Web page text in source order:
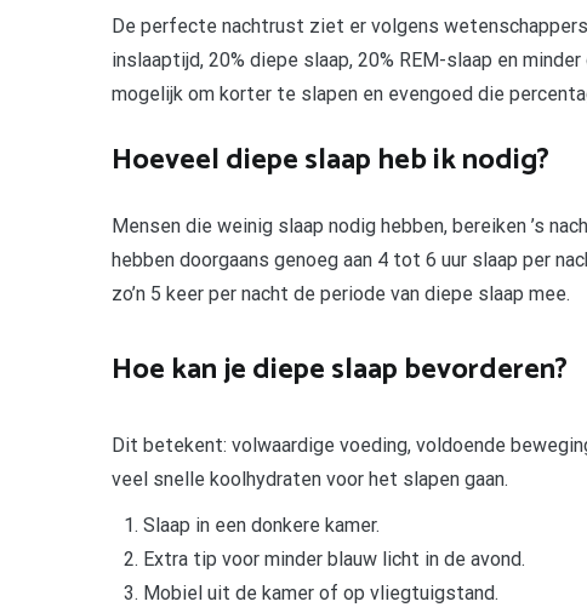
De perfecte nachtrust ziet er volgens
inslaaptijd, 20% diepe slaap, 20% REM-slaap en
mogelijk om korter te slapen en evengoed die
Hoeveel diepe slaap heb ik nodig?
Mensen die weinig slaap nodig hebben, bereiken ’s
hebben doorgaans genoeg aan 4 tot 6 uur slaap per
zo’n 5 keer per nacht de periode van diepe slaap mee.
Hoe kan je diepe slaap bevorderen?
Dit betekent: volwaardige voeding, voldoende
veel snelle koolhydraten voor het slapen gaan.
Slaap in een donkere kamer.
Extra tip voor minder blauw licht in de avond.
Mobiel uit de kamer of op vliegtuigstand.